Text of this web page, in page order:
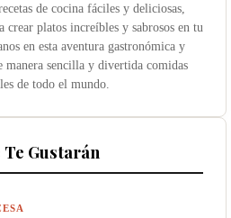
de cocina fáciles y deliciosas,
crear platos increíbles y sabrosos en tu
en esta aventura gastronómica y
manera sencilla y divertida comidas
de todo el mundo.
Te Gustarán